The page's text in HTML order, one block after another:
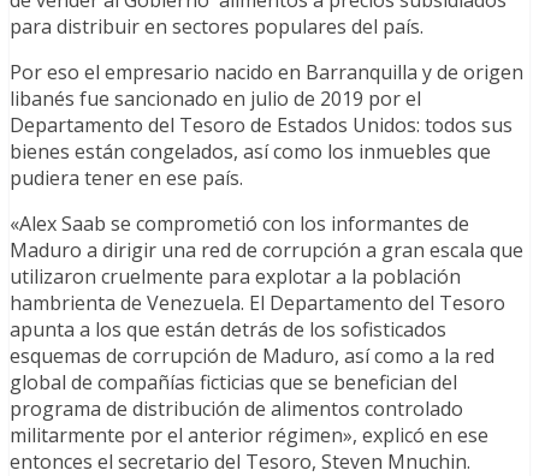
para distribuir en sectores populares del país.
Por eso el empresario nacido en Barranquilla y de origen
libanés fue sancionado en julio de 2019 por el
Departamento del Tesoro de Estados Unidos: todos sus
bienes están congelados, así como los inmuebles que
pudiera tener en ese país.
«Alex Saab se comprometió con los informantes de
Maduro a dirigir una red de corrupción a gran escala que
utilizaron cruelmente para explotar a la población
hambrienta de Venezuela. El Departamento del Tesoro
apunta a los que están detrás de los sofisticados
esquemas de corrupción de Maduro, así como a la red
global de compañías ficticias que se benefician del
programa de distribución de alimentos controlado
militarmente por el anterior régimen», explicó en ese
entonces el secretario del Tesoro, Steven Mnuchin.